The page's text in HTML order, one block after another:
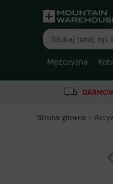
Mężczyzna
Strona główna